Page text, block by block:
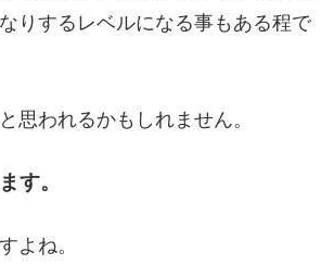
りするレベルになる事もある程で
われるかもしれません。
す。
よね。